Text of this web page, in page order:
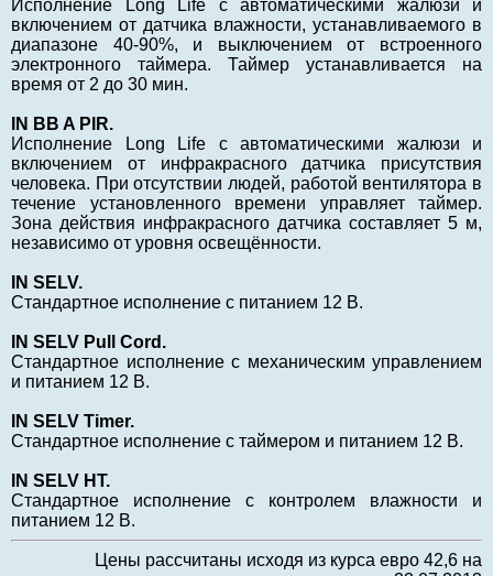
Исполнение Long Life с автоматическими жалюзи и
включением от датчика влажности, устанавливаемого в
диапазоне 40-90%, и выключением от встроенного
электронного таймера. Таймер устанавливается на
время от 2 до 30 мин.
IN BB A PIR.
Исполнение Long Life с автоматическими жалюзи и
включением от инфракрасного датчика присутствия
человека. При отсутствии людей, работой вентилятора в
течение установленного времени управляет таймер.
Зона действия инфракрасного датчика составляет 5 м,
независимо от уровня освещённости.
IN SELV.
Стандартное исполнение с питанием 12 В.
IN SELV Pull Cord.
Cтандартное исполнение с механическим управлением
и питанием 12 В.
IN SELV Timer.
Стандартное исполнение с таймером и питанием 12 В.
IN SELV HT.
Стандартное исполнение с контролем влажности и
питанием 12 В.
Цены рассчитаны исходя из курса евро 42,6 на